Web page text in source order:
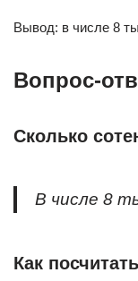
Вывод: в числе 8
Вопрос-
Сколько
В числе 8
Как